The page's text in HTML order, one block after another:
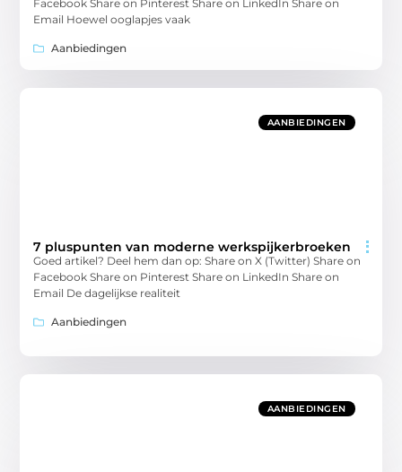
Facebook Share on Pinterest Share on LinkedIn Share on
Email Hoewel ooglapjes vaak
Aanbiedingen
AANBIEDINGEN
7 pluspunten van moderne werkspijkerbroeken
Goed artikel? Deel hem dan op: Share on X (Twitter) Share on
Facebook Share on Pinterest Share on LinkedIn Share on
Email De dagelijkse realiteit
Aanbiedingen
AANBIEDINGEN